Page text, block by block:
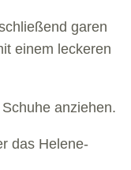
garen
einem leckeren
anziehen.
das Helene-